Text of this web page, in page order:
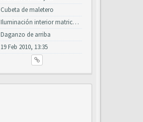
Cubeta de maletero
Iluminación interior matricula y diurna de led, Chevrones nuevos
Daganzo de arriba
19 Feb 2010, 13:35